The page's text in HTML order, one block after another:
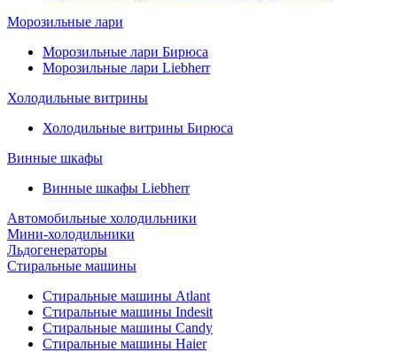
Морозильные лари
Морозильные лари Бирюса
Морозильные лари Liebherr
Холодильные витрины
Холодильные витрины Бирюса
Винные шкафы
Винные шкафы Liebherr
Автомобильные холодильники
Мини-холодильники
Льдогенераторы
Стиральные машины
Стиральные машины Atlant
Стиральные машины Indesit
Стиральные машины Candy
Стиральные машины Haier